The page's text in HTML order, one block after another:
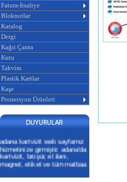
Fatura-İrsaliye
Bloknotlar
Katalog
Dergi
Kağıt Çanta
Kutu
Takvim
Plastik Kartlar
Kaşe
Promosyon Ürünleri
adana kartvizit web sayfamız
hizmetinize girmiştir. adana'da
kartvizit, broşür, el ilanı,
magnet, etiket ve tüm matbaa
işlerinizde sizlere ekonomik ve
profesyonel hizmet